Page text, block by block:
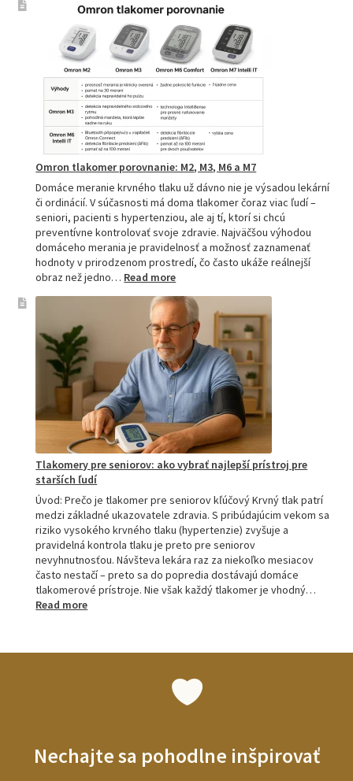
tlakomery
spoľahlivý
pomocník
pre
zdravie
Omron tlakomer porovnanie: M2, M3, M6 a M7
Domáce meranie krvného tlaku už dávno nie je výsadou lekární
či ordinácií. V súčasnosti má doma tlakomer čoraz viac ľudí –
seniori, pacienti s hypertenziou, ale aj tí, ktorí si chcú
preventívne kontrolovať svoje zdravie. Najväčšou výhodou
domáceho merania je pravidelnosť a možnosť zaznamenať
hodnoty v prirodzenom prostredí, čo často ukáže reálnejší
obraz než jedno… Read more:
tlakomer
porovnanie:
M2,
M3,
M6
a
M7
Tlakomery pre seniorov: ako vybrať najlepší prístroj pre
starších ľudí
Úvod: Prečo je tlakomer pre seniorov kľúčový Krvný tlak patrí
medzi základné ukazovatele zdravia. S pribúdajúcim vekom sa
riziko vysokého krvného tlaku (hypertenzie) zvyšuje a
pravidelná kontrola tlaku je preto pre seniorov
nevyhnutnosťou. Návšteva lekára raz za niekoľko mesiacov
často nestačí – preto sa do popredia dostávajú domáce
tlakomerové prístroje. Nie však každý tlakomer je vhodný…
Read more:
ľudí
Nechajte sa pohodlne inšpirovať